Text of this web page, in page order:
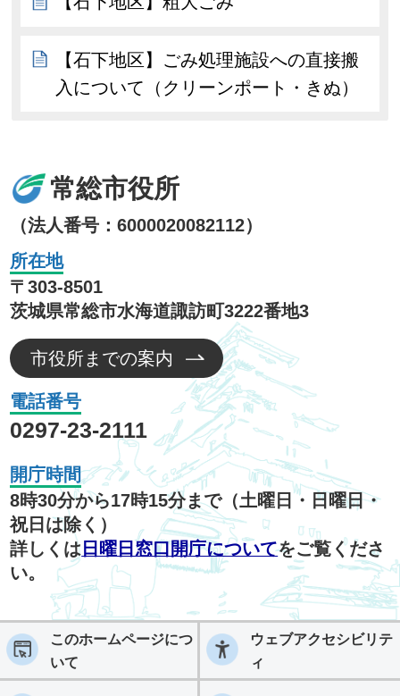
【石下地区】ごみ処理施設への直接搬
入について（クリーンポート・きぬ）
常総市役所
（法人番号：6000020082112）
所在地
〒303-8501
茨城県常総市水海道諏訪町3222番地3
市役所までの案内
電話番号
0297-23-2111
開庁時間
8時30分から17時15分まで（土曜日・日曜日・
祝日は除く）
詳しくは 日曜日窓口開庁についてをご覧くださ
い。
このホームページにつ
いて
ウェブアクセシビリテ
ィ